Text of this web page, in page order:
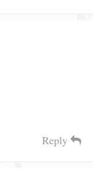
Reply